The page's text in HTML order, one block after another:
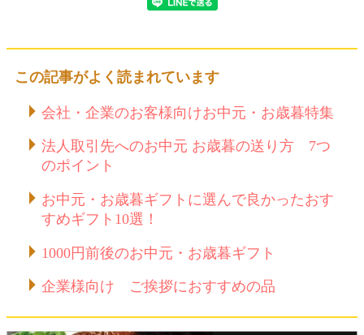
この記事がよく読まれています
会社・企業のお客様向けお中元・お歳暮特集
法人取引先へのお中元 お歳暮の送り方 7つ
のポイント
お中元・お歳暮ギフトに選んで良かったおす
すめギフト10選！
1000円前後のお中元・お歳暮ギフト
企業様向け ご挨拶におすすめの品